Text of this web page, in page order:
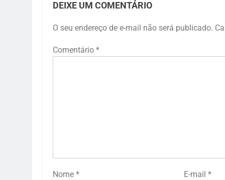
DEIXE UM COMENTÁRIO
O seu endereço de e-mail não será publicado.
Comentário *
Nome * E-mail *